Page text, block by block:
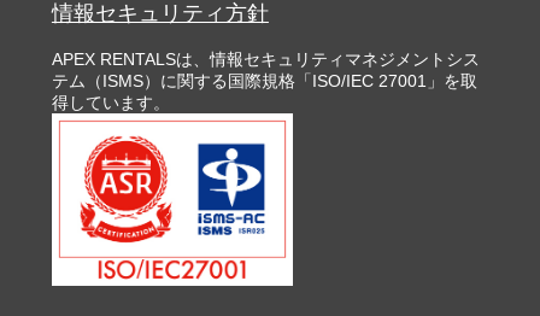
情報セキュリティ方針
APEX RENTALSは、情報セキュリティマネジメントシス
テム（ISMS）に関する国際規格「ISO/IEC 27001」を取
得しています。